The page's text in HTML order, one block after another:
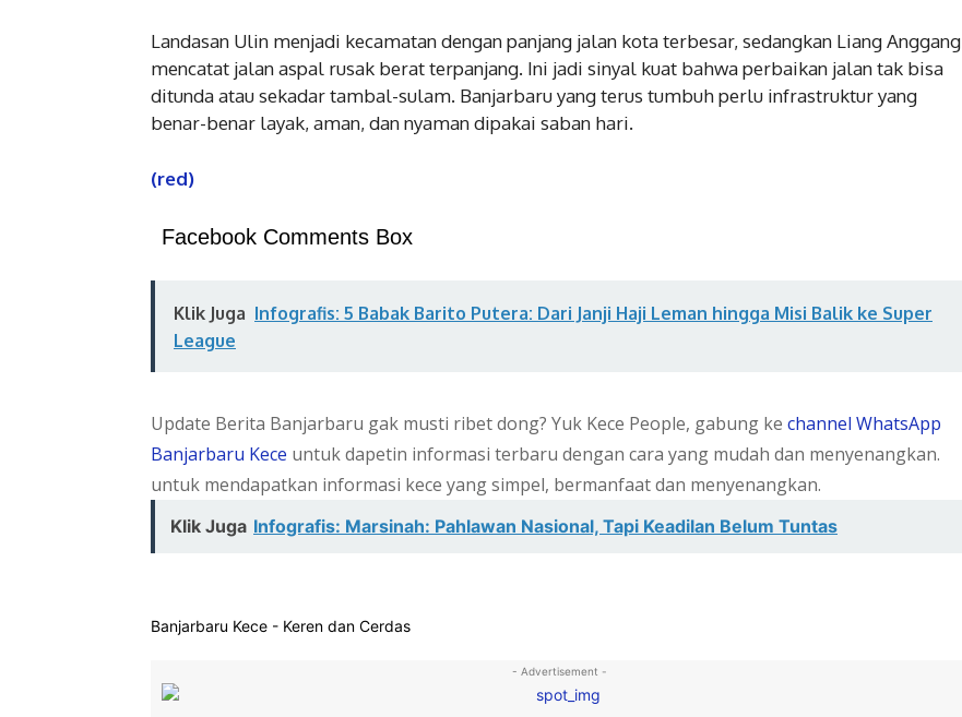
Landasan Ulin menjadi kecamatan dengan panjang jalan kota terbesar, sedangkan Liang Anggang
mencatat jalan aspal rusak berat terpanjang. Ini jadi sinyal kuat bahwa perbaikan jalan tak bisa
ditunda atau sekadar tambal-sulam. Banjarbaru yang terus tumbuh perlu infrastruktur yang
benar-benar layak, aman, dan nyaman dipakai saban hari.
(red)
Facebook Comments Box
Klik Juga Infografis: 5 Babak Barito Putera: Dari Janji Haji Leman hingga Misi Balik ke Super
League
Update Berita Banjarbaru gak musti ribet dong? Yuk Kece People, gabung ke channel WhatsApp
Banjarbaru Kece untuk dapetin informasi terbaru dengan cara yang mudah dan menyenangkan.
untuk mendapatkan informasi kece yang simpel, bermanfaat dan menyenangkan.
Klik Juga Infografis: Marsinah: Pahlawan Nasional, Tapi Keadilan Belum Tuntas
Banjarbaru Kece - Keren dan Cerdas
- Advertisement -